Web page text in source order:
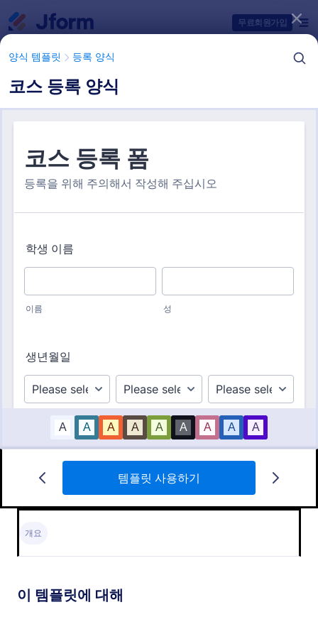
무료회원가입
양식 템플릿 등록 양식
코스 등록 양식
템플릿 사용하기
개요
이 템플릿에 대해
양식 템플릿 등록 양식
코스 등록 양식 템플릿
코스 등록 양식
폼은 또한 간편한 등록과 데이터 처리를 위해 이름, 생
니다. 코스 과정들은 학생들이 검색하고 선택하도록
하는 수업 등록 템플릿 안에서 하이라이트 됩니다. 이
양식 템플릿 항목들